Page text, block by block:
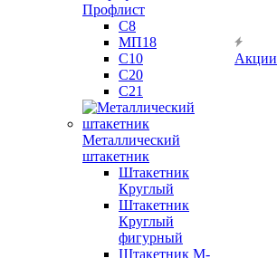
Профлист
С8
МП18
С10
С20
С21
Металлический
штакетник
Штакетник
Круглый
Штакетник
Круглый
фигурный
Штакетник М-
Акции